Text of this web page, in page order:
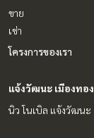
ขาย
เช่า
โครงการของเรา
แจ้งวัฒนะ เมืองทอง
นิว โนเบิล แจ้งวัฒนะ